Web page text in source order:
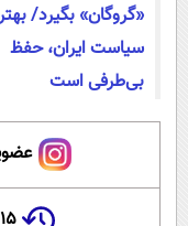
«گروگان» بگیرد/
سیاست ایران، حفظ
بی‌طرفی است
۱۵ سال پیش در چنین روزی